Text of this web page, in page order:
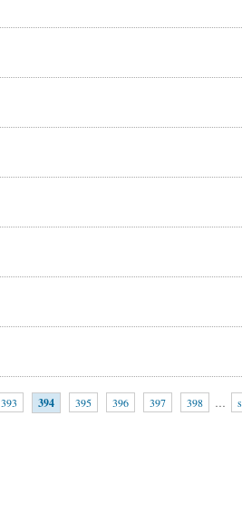
393 394 395 396 397 398 …